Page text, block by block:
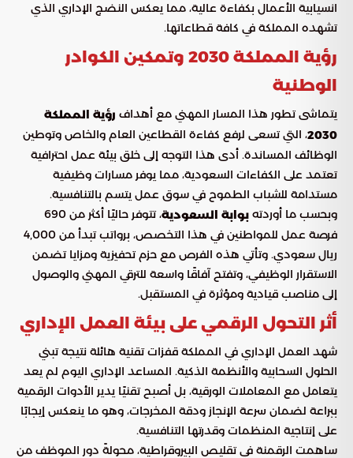
انسيابية الأعمال بكفاءة عالية، مما يعكس النضج الإداري الذي
تشهده المملكة في كافة قطاعاتها.
رؤية المملكة 2030 وتمكين الكوادر
الوطنية
يتماشى تطور هذا المسار المهني مع أهداف رؤية المملكة
2030، التي تسعى لرفع كفاءة القطاعين العام والخاص وتوطين
الوظائف المساندة. أدى هذا التوجه إلى خلق بيئة عمل احترافية
تعتمد على الكفاءات السعودية، مما يوفر مسارات وظيفية
مستدامة للشباب الطموح في سوق عمل يتسم بالتنافسية.
وبحسب ما أوردته بوابة السعودية
، تتوفر حاليًا أكثر من 690
فرصة عمل للمواطنين في هذا التخصص، برواتب تبدأ من 4,000
ريال سعودي. وتأتي هذه الفرص مع حزم تحفيزية ومزايا تضمن
الاستقرار الوظيفي، وتفتح آفاقًا واسعة للترقي المهني والوصول
إلى مناصب قيادية ومؤثرة في المستقبل.
أثر التحول الرقمي على بيئة العمل الإداري
شهد العمل الإداري في المملكة قفزات تقنية هائلة نتيجة تبني
الحلول السحابية والأنظمة الذكية. المساعد الإداري اليوم لم يعد
يتعامل مع المعاملات الورقية، بل أصبح تقنيًا يدير الأدوات الرقمية
ببراعة لضمان سرعة الإنجاز ودقة المخرجات، وهو ما ينعكس إيجابًا
على إنتاجية المنظمات وقدرتها التنافسية.
ساهمت الرقمنة في تقليص البيروقراطية، محولةً دور الموظف من